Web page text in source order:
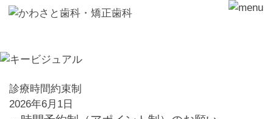
診療時間約束制
2026年6月1日